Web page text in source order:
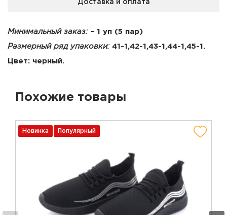
Доставка и оплата
Минимальный заказ:– 1 уп (5 пар)
Размерный ряд упаковки: 41-1,42-1,43-1,44-1,45-1.
Цвет: черный.
Похожие товары
Новинка Популярный